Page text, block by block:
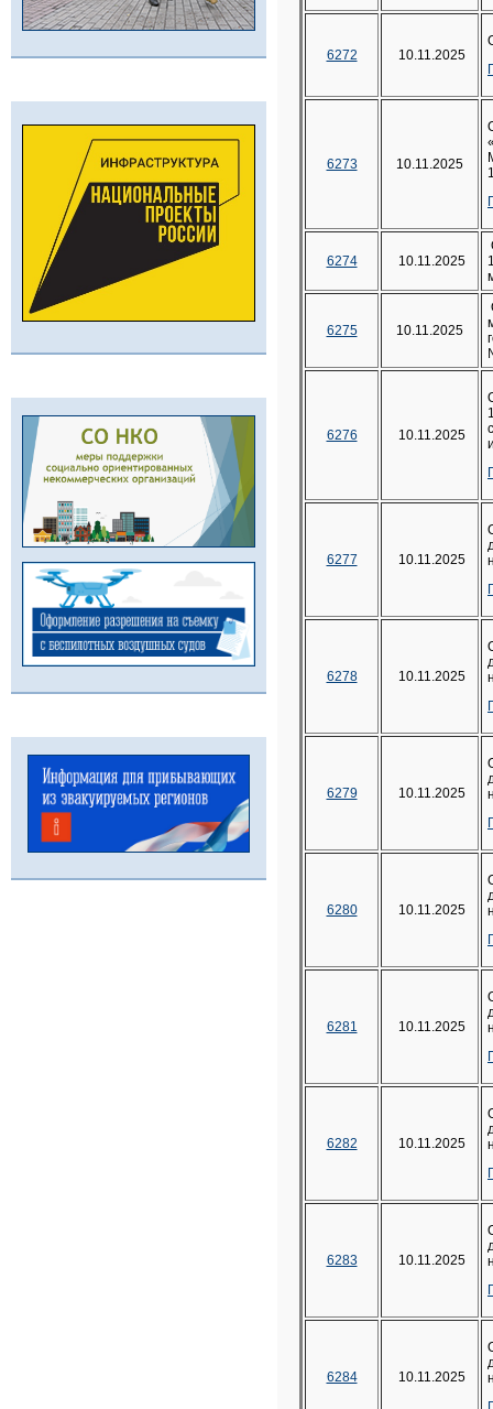
6272 10.11.2025
6273 10.11.2025
6274 10.11.2025
6275 10.11.2025
6276 10.11.2025
6277 10.11.2025
6278 10.11.2025
6279 10.11.2025
6280 10.11.2025
6281 10.11.2025
6282 10.11.2025
6283 10.11.2025
6284 10.11.2025